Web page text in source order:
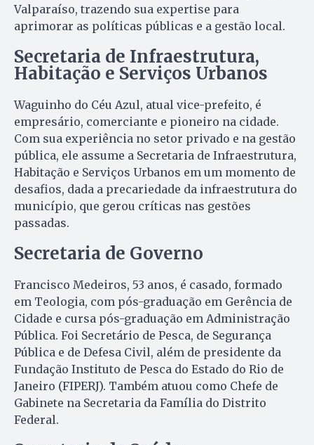
Valparaíso, trazendo sua expertise para
aprimorar as políticas públicas e a gestão local.
Secretaria de Infraestrutura,
Habitação e Serviços Urbanos
Waguinho do Céu Azul, atual vice-prefeito, é
empresário, comerciante e pioneiro na cidade.
Com sua experiência no setor privado e na gestão
pública, ele assume a Secretaria de Infraestrutura,
Habitação e Serviços Urbanos em um momento de
desafios, dada a precariedade da infraestrutura do
município, que gerou críticas nas gestões
passadas.
Secretaria de Governo
Francisco Medeiros, 53 anos, é casado, formado
em Teologia, com pós-graduação em Gerência de
Cidade e cursa pós-graduação em Administração
Pública. Foi Secretário de Pesca, de Segurança
Pública e de Defesa Civil, além de presidente da
Fundação Instituto de Pesca do Estado do Rio de
Janeiro (FIPERJ). Também atuou como Chefe de
Gabinete na Secretaria da Família do Distrito
Federal.